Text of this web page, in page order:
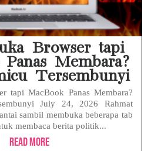
Browser tapi
Membara?
Tersembunyi
tapi MacBook Panas Membara?
July 24, 2026 Rahmat
sambil membuka beberapa tab
membaca berita politik...
Read More